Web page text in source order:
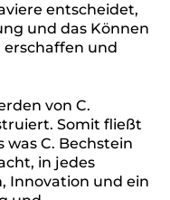
entscheidet,
und das Können
und
von C.
Somit fließt
was C. Bechstein
in jedes
Innovation und ein